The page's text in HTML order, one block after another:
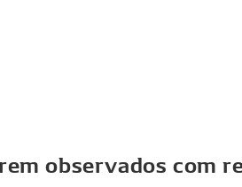
observados com